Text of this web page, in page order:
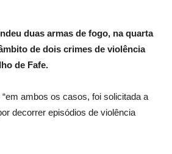
duas armas de fogo, na quarta
de dois crimes de violência
de Fafe.
ambos os casos, foi solicitada a
decorrer episódios de violência